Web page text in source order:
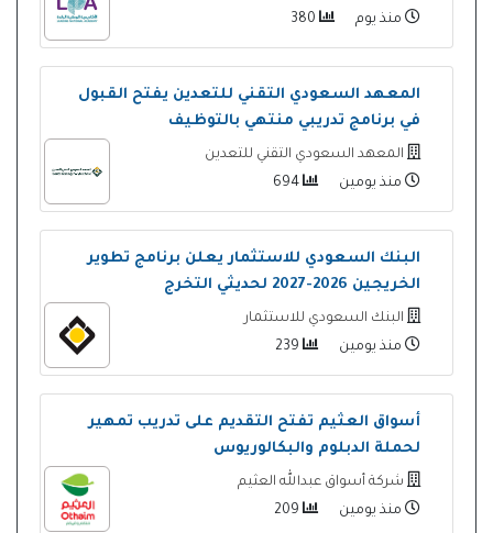
منذ يوم
المعهد السعودي التقني للتعدين يفتح القبول
في برنامج تدريبي منتهي بالتوظيف
المعهد السعودي التقني للتعدين
منذ يومين
البنك السعودي للاستثمار يعلن برنامج تطوير
الخريجين 2026-2027 لحديثي التخرج
البنك السعودي للاستثمار
منذ يومين
أسواق العثيم تفتح التقديم على تدريب تمهير
لحملة الدبلوم والبكالوريوس
شركة أسواق عبدالله العثيم
منذ يومين